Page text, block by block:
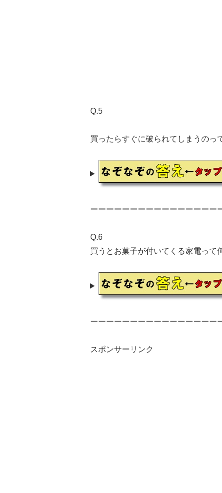
Q.5
買ったらすぐに破られてしまうのっ
ーーーーーーーーーーーーーーーー
Q.6
買うとお菓子が付いてくる家電って
ーーーーーーーーーーーーーーーー
スポンサーリンク